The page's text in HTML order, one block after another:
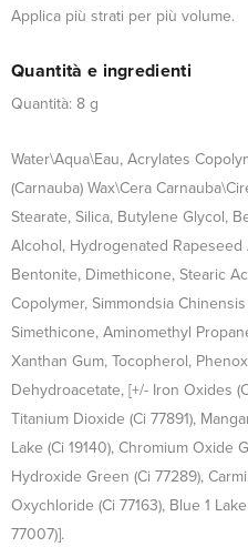
Applica più strati per più volume.
Quantità e ingredienti
Quantità: 8 g
Water\Aqua\Eau, Acrylates
(Carnauba) Wax\Cera
Stearate, Silica, Butylene Glycol,
Alcohol, Hydrogenated
Bentonite, Dimethicone, Stearic
Copolymer, Simmondsia
Simethicone, Aminomethyl
Xanthan Gum, Tocopherol,
Dehydroacetate, [+/- Iron Oxides
Titanium Dioxide (Ci 77891),
Lake (Ci 19140), Chromium Oxide
Hydroxide Green (Ci 77289),
Oxychloride (Ci 77163), Blue 1
77007)].